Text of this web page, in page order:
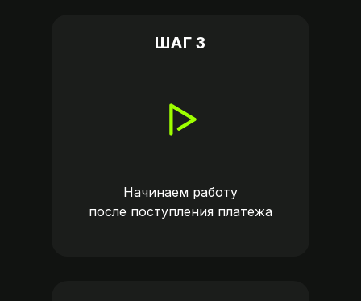
Начинаем работу
после поступления платежа
ШАГ 3